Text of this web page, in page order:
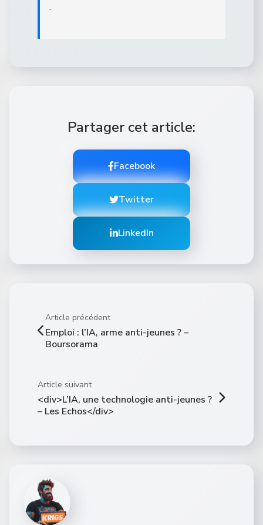
.
Partager cet article:
Facebook
Twitter
LinkedIn
Article précédent
Emploi : l’IA, arme anti-jeunes ? –
Boursorama
Article suivant
<div>L’IA, une technologie anti-jeunes ?
– Les Echos</div>